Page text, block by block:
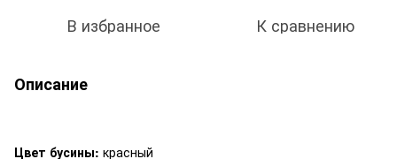
В избранное К сравнению
Описание
Цвет бусины: красный